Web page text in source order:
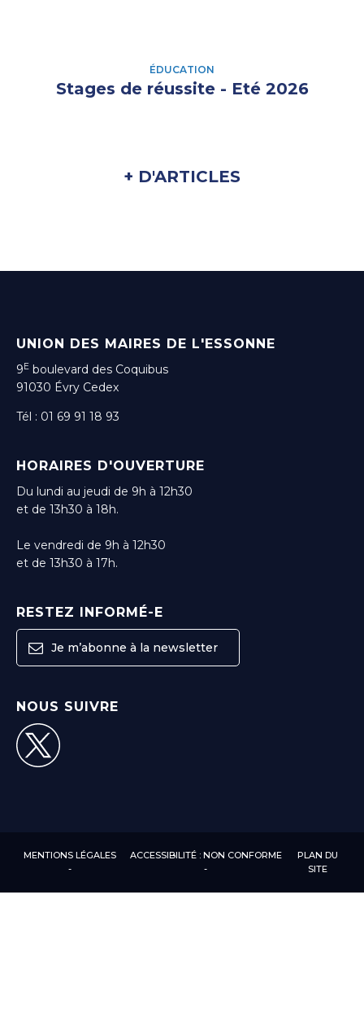
ÉDUCATION
Stages de réussite - Eté 2026
+ D'ARTICLES
UNION DES MAIRES DE L'ESSONNE
9E boulevard des Coquibus
91030 Évry Cedex
Tél : 01 69 91 18 93
HORAIRES D'OUVERTURE
Du lundi au jeudi de 9h à 12h30
et de 13h30 à 18h.
Le vendredi de 9h à 12h30
et de 13h30 à 17h.
RESTEZ INFORMÉ-E
Je m’abonne à la newsletter
NOUS SUIVRE
MENTIONS LÉGALES ACCESSIBILITÉ : NON CONFORME
PLAN DU
SITE